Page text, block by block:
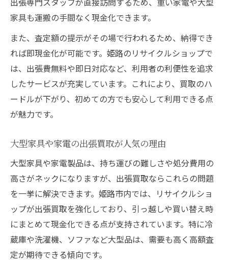
家具も運搬の手間なく現金化できます。
また、査定額の提示がその場で行われるため、納得でき
れば即現金化が可能です。姫路のリサイクルショップで
は、出張費無料や即日対応など、利用者の利便性を追求
したサービスが充実しています。これにより、買取のハ
ードルが下がり、初めての方でも安心して利用できる点
が魅力です。
大型家具や家電の出張買取が人気の理由
大型家具や家電製品は、持ち運びの難しさや処分費用の
高さがネックになりますが、出張買取ならこれらの問題
を一挙に解決できます。姫路市内では、リサイクルショ
ップが出張買取を強化しており、引っ越しや買い替え時
にまとめて現金化できる点が支持されています。特に冷
蔵庫や洗濯機、ソファなど大型品は、需要も高く高額査
定が期待できる傾向です。